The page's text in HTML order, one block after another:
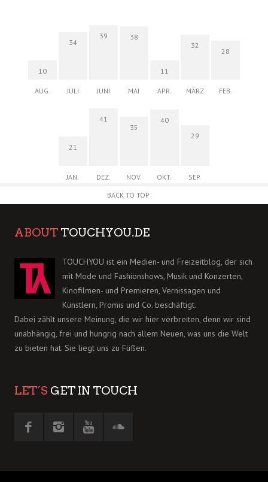
10
AUG.
34
JULI
39
JUNI
38
MAI
11
APR.
32
MÄRZ
28
FEB.
21
JAN.
41
DEZ.
35
NOV.
40
OKT.
29
SEP.
BACK TO TOP
ABOUT TOUCHYOU.DE
TOUCHYOU ist ein Medien- und Freizeitblog, der sich
mit Mode und Fashionshows, Musik und Konzerten,
Kinofilmen- und Premieren, Vernissagen und
Künstlern, Promis und Co. beschäftigt.
Dabei zählt unsere Meinung, die wir hier verbreiten, denn wir sind
unabhängig, frei und hungrig nach allem Neuen, was uns die Welt
zu bieten hat. Sie liegt uns zu Füßen.
LET´S GET IN TOUCH